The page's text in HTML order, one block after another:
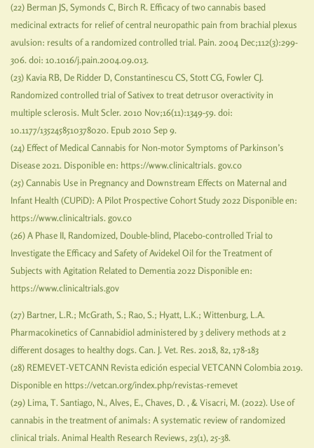
(22) Berman JS, Symonds C, Birch R. Efficacy of two cannabis based
medicinal extracts for relief of central neuropathic pain from brachial plexus
avulsion: results of a randomized controlled trial. Pain. 2004 Dec;112(3):299-
306. doi: 10.1016/j.pain.2004.09.013.
(23) Kavia RB, De Ridder D, Constantinescu CS, Stott CG, Fowler CJ.
Randomized controlled trial of Sativex to treat detrusor overactivity in
multiple sclerosis. Mult Scler. 2010 Nov;16(11):1349-59. doi:
10.1177/1352458510378020. Epub 2010 Sep 9.
(24) Effect of Medical Cannabis for Non-motor Symptoms of Parkinson’s
Disease 2021. Disponible en: https://www.clinicaltrials. gov.co
(25) Cannabis Use in Pregnancy and Downstream Effects on Maternal and
Infant Health (CUPiD): A Pilot Prospective Cohort Study 2022 Disponible en:
https://www.clinicaltrials. gov.co
(26) A Phase II, Randomized, Double-blind, Placebo-controlled Trial to
Investigate the Efficacy and Safety of Avidekel Oil for the Treatment of
Subjects with Agitation Related to Dementia 2022 Disponible en:
https://www.clinicaltrials.gov
(27) Bartner, L.R.; McGrath, S.; Rao, S.; Hyatt, L.K.; Wittenburg, L.A.
Pharmacokinetics of Cannabidiol administered by 3 delivery methods at 2
different dosages to healthy dogs. Can. J. Vet. Res. 2018, 82, 178-183
(28) REMEVET-VETCANN Revista edición especial VETCANN Colombia 2019.
Disponible en https://vetcan.org/index.php/revistas-remevet
(29) Lima, T. Santiago, N., Alves, E., Chaves, D. , & Visacri, M. (2022). Use of
cannabis in the treatment of animals: A systematic review of randomized
clinical trials. Animal Health Research Reviews, 23(1), 25-38.